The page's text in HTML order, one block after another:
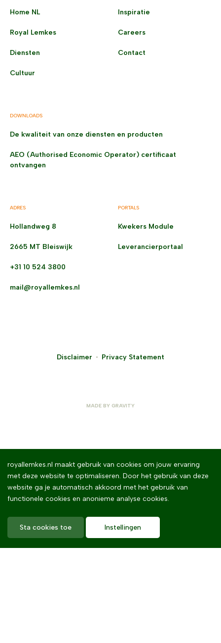
Home NL
Royal Lemkes
Diensten
Cultuur
Inspiratie
Careers
Contact
DOWNLOADS
De kwaliteit van onze diensten en producten
AEO (Authorised Economic Operator) certificaat
ontvangen
ADRES
Hollandweg 8
2665 MT Bleiswijk
+31 10 524 3800
mail@royallemkes.nl
PORTALS
Kwekers Module
Leverancierportaal
Disclaimer Privacy Statement
MADE BY GRAVITY
royallemkes.nl maakt gebruik van cookies om jouw ervaring
met deze website te optimaliseren. Door het gebruik van deze
website ga je automatisch akkoord met het gebruik van
functionele cookies en anonieme analyse cookies.
Sta cookies toe Instellingen